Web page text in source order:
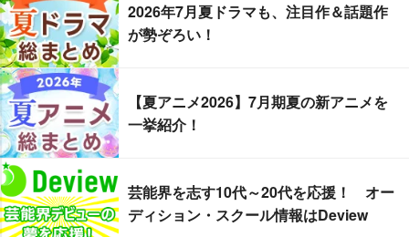
2026年7月夏ドラマも、注目作＆話題作
が勢ぞろい！
【夏アニメ2026】7月期夏の新アニメを
一挙紹介！
芸能界を志す10代～20代を応援！ オー
ディション・スクール情報はDeview